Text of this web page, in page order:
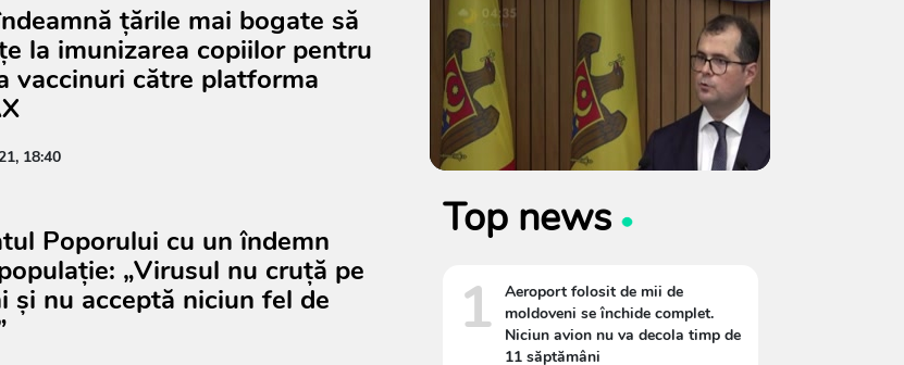
țările mai bogate să
la imunizarea copiilor pentru
vaccinuri către platforma
18:40
Poporului cu un îndemn
„Virusul nu cruță pe
și nu acceptă niciun fel de
Top news
1
Aeroport folosit de mii de
moldoveni se închide complet.
Niciun avion nu va decola timp de
11 săptămâni